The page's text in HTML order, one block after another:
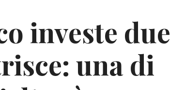
investe due
una di